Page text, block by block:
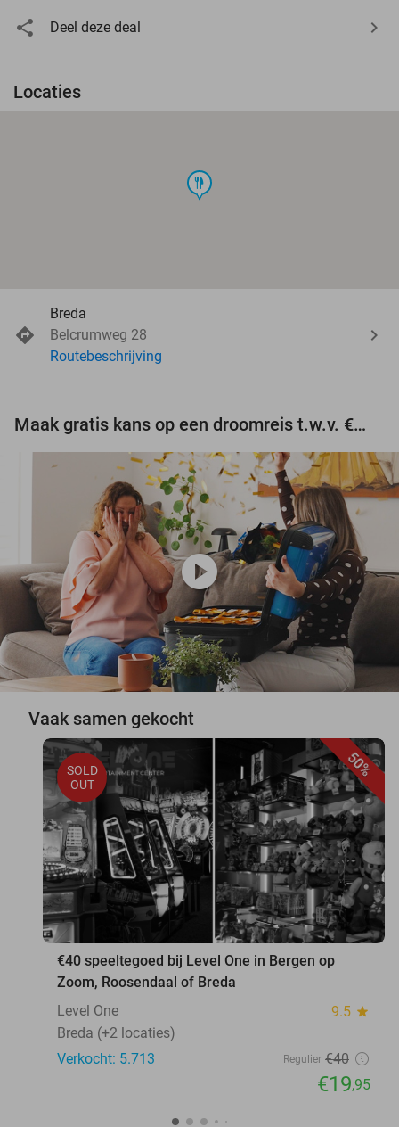
Deel deze deal
Locaties
food
Breda
Belcrumweg 28
Routebeschrijving
Maak gratis kans op een droomreis t.w.v. €3.000!
play_circle
Vaak samen gekocht
50%
SOLD
OUT
€40 speeltegoed bij Level One in Bergen op
Zoom, Roosendaal of Breda
Level One
9.5 star
Breda (+2 locaties)
Verkocht: 5.713
Regulier €40
€19,95